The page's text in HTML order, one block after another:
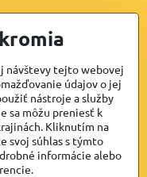
návštevy tejto webovej
údajov o jej
nástroje a služby
sa môžu preniesť k
Kliknutím na
svoj súhlas s týmto
informácie alebo